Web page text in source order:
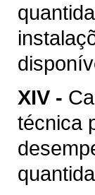
XIV -
técnica